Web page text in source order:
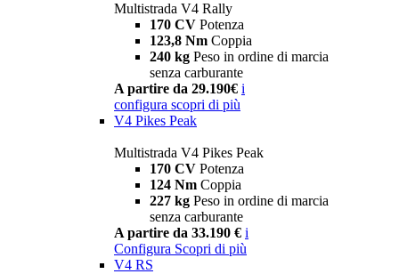
Multistrada V4 Rally
170 CV Potenza
123,8 Nm Coppia
240 kg Peso in ordine di marcia
senza carburante
A partire da 29.190€ i
configura scopri di più
V4 Pikes Peak
Multistrada V4 Pikes Peak
170 CV Potenza
124 Nm Coppia
227 kg Peso in ordine di marcia
senza carburante
A partire da 33.190 € i
Configura Scopri di più
V4 RS